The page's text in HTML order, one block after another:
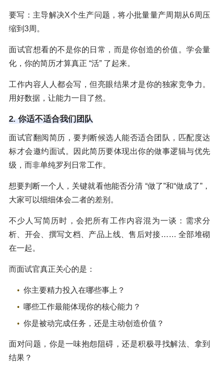
要写：主导解决X个生产问题，将小批量量产周期从6周压
缩到3周。
面试官想看的不是你的日常，而是你创造的价值。学会量
化，你的简历才算真正 “活” 了起来。
工作内容人人都会写，但亮眼结果才是你的独家竞争力。
用好数据，让能力一目了然。
2. 你适不适合我们团队
面试官翻阅简历，要判断候选人能否适合团队，匹配度达
标才会邀约面试。因此简历要体现出你的做事逻辑与优先
级，而非单纯罗列日常工作。
想要判断一个人，关键就看他能否分清 “做了”和“做成了”，
大家可以细细体会二者的差别。
不少人写简历时，会把所有工作内容混为一谈：需求分
析、开会、撰写文档、产品上线、售后对接…… 全部堆砌
在一起。
而面试官真正关心的是：
你主要精力投入在哪些事上？
哪些工作最能体现你的核心能力？
你是被动完成任务，还是主动创造价值？
面对问题，你是一味抱怨阻碍，还是积极寻找解法、拿到
结果？